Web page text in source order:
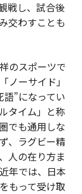
戦し、試合後
交わすことも
のスポーツで
ノーサイド」
”になってい
タイム」と称
でも通用しな
、ラグビー精
人の在り方ま
年では、日本
もって受け取